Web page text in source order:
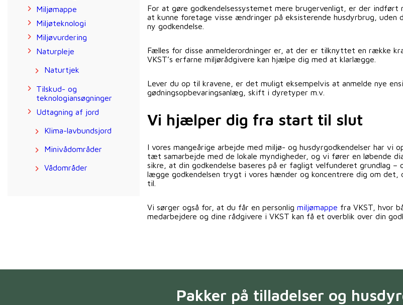
Miljømappe
Miljøteknologi
Miljøvurdering
Naturpleje
Naturtjek
Tilskud- og
teknologiansøgninger
Udtagning af jord
Klima-lavbundsjord
Minivådområder
Vådområder
For at gøre godkendelsessystemet mere brugervenligt, er der indført
at kunne foretage visse ændringer på eksisterende husdyrbrug, uden
ny godkendelse.
Fælles for disse anmelderordninger er, at der er tilknyttet en række
VKST’s erfarne miljørådgivere kan hjælpe dig med at klarlægge.
Lever du op til kravene, er det muligt eksempelvis at anmelde nye
gødningsopbevaringsanlæg, skift i dyretyper m.v.
Vi hjælper dig fra start til slut
I vores mangeårige arbejde med miljø- og husdyrgodkendelser har vi
tæt samarbejde med de lokale myndigheder, og vi fører en løbende
sikre, at din godkendelse baseres på er fagligt velfunderet grundlag –
lægge godkendelsen trygt i vores hænder og koncentrere dig om det,
til.
Vi sørger også for, at du får en personlig miljømappe fra VKST, hvor
medarbejdere og dine rådgivere i VKST kan få et overblik over din
Pakker på tilladelser og